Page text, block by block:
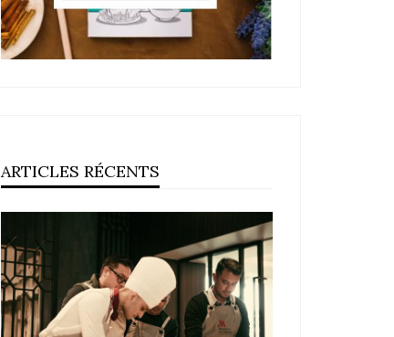
ARTICLES RÉCENTS